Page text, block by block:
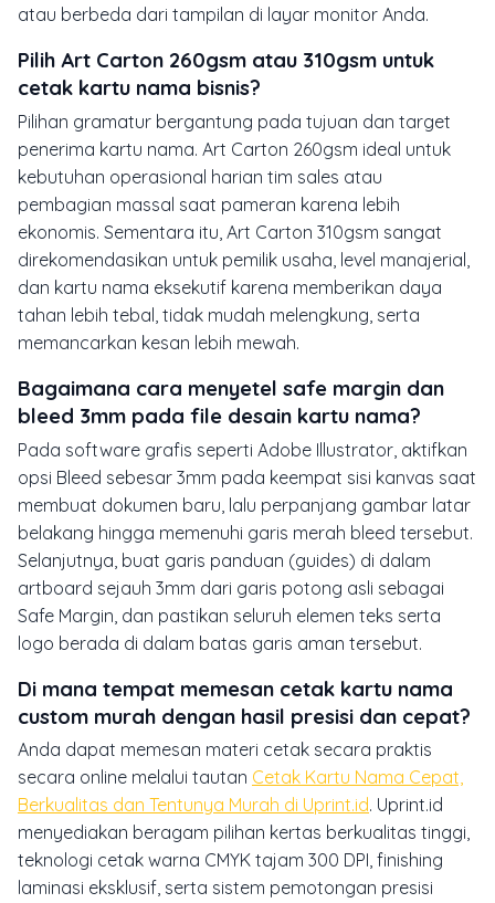
atau berbeda dari tampilan di layar monitor Anda.
Pilih Art Carton 260gsm atau 310gsm untuk
cetak kartu nama bisnis?
Pilihan gramatur bergantung pada tujuan dan target
penerima kartu nama. Art Carton 260gsm ideal untuk
kebutuhan operasional harian tim sales atau
pembagian massal saat pameran karena lebih
ekonomis. Sementara itu, Art Carton 310gsm sangat
direkomendasikan untuk pemilik usaha, level manajerial,
dan kartu nama eksekutif karena memberikan daya
tahan lebih tebal, tidak mudah melengkung, serta
memancarkan kesan lebih mewah.
Bagaimana cara menyetel safe margin dan
bleed 3mm pada file desain kartu nama?
Pada software grafis seperti Adobe Illustrator, aktifkan
opsi Bleed sebesar 3mm pada keempat sisi kanvas saat
membuat dokumen baru, lalu perpanjang gambar latar
belakang hingga memenuhi garis merah bleed tersebut.
Selanjutnya, buat garis panduan (guides) di dalam
artboard sejauh 3mm dari garis potong asli sebagai
Safe Margin, dan pastikan seluruh elemen teks serta
logo berada di dalam batas garis aman tersebut.
Di mana tempat memesan cetak kartu nama
custom murah dengan hasil presisi dan cepat?
Anda dapat memesan materi cetak secara praktis
secara online melalui tautan Cetak Kartu Nama Cepat,
Berkualitas dan Tentunya Murah di Uprint.id. Uprint.id
menyediakan beragam pilihan kertas berkualitas tinggi,
teknologi cetak warna CMYK tajam 300 DPI, finishing
laminasi eksklusif, serta sistem pemotongan presisi